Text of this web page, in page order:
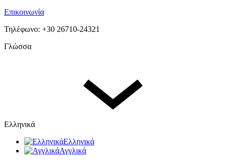
Επικοινωνία
Τηλέφωνο: +30 26710-24321
Γλώσσα
Ελληνικά
Ελληνικά
Αγγλικά